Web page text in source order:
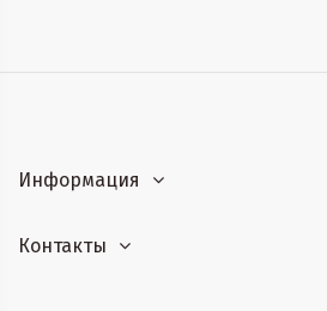
Информация
Контакты